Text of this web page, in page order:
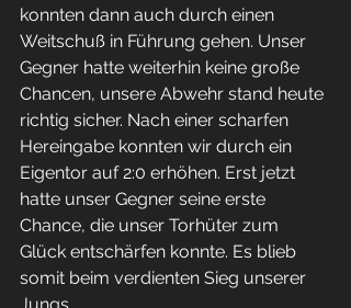
konnten dann auch durch einen
Weitschuß in Führung gehen. Unser
Gegner hatte weiterhin keine große
Chancen, unsere Abwehr stand heute
richtig sicher. Nach einer scharfen
Hereingabe konnten wir durch ein
Eigentor auf 2:0 erhöhen. Erst jetzt
hatte unser Gegner seine erste
Chance, die unser Torhüter zum
Glück entschärfen konnte. Es blieb
somit beim verdienten Sieg unserer